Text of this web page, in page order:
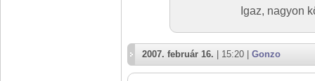
Igaz, nagyon
2007. február 16. | 15:20 | Gonzo